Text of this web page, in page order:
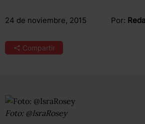
24 de noviembre, 2015 Por:
Compartir
Foto: @IsraRosey